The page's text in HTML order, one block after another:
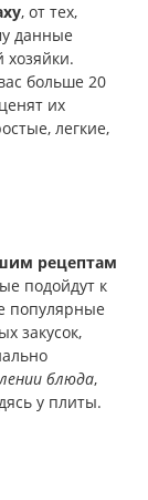
, от тех,
данные
больше 20
их
легкие,
рецептам
подойдут к
популярные
закусок,
блюда,
у плиты.